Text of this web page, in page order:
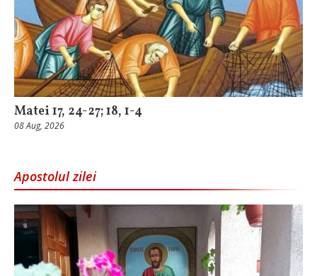
Matei 17, 24-27; 18, 1-4
08 Aug, 2026
Apostolul zilei